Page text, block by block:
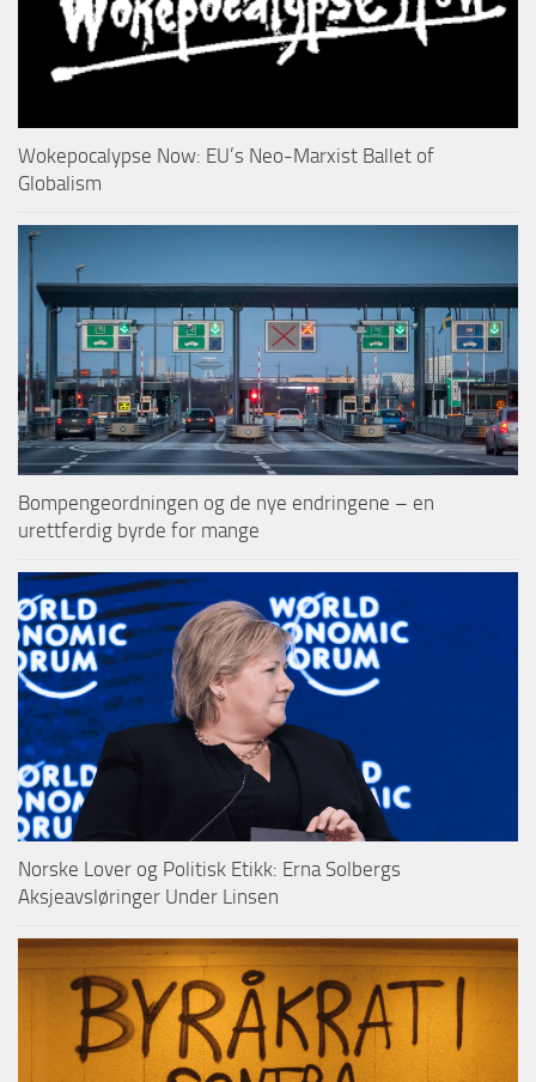
Wokepocalypse Now: EU’s Neo-Marxist Ballet of
Globalism
Bompengeordningen og de nye endringene – en
urettferdig byrde for mange
Norske Lover og Politisk Etikk: Erna Solbergs
Aksjeavsløringer Under Linsen